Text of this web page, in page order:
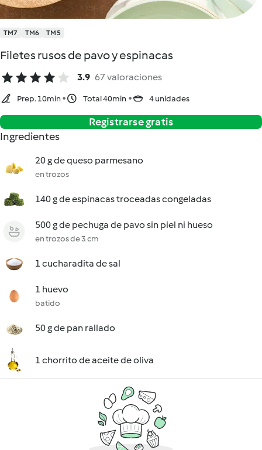
TM7 TM6 TM5
Filetes rusos de pavo y espinacas
3.9 67 valoraciones
Prep. 10min Total 40min 4 unidades
Registrarse gratis
Ingredientes
20 g de queso parmesano
en trozos
140 g de espinacas troceadas congeladas
500 g de pechuga de pavo sin piel ni hueso
en trozos de 3 cm
1 cucharadita de sal
1 huevo
batido
50 g de pan rallado
1 chorrito de aceite de oliva